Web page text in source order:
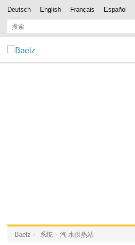
Deutsch English Français Español
Baelz 系统 汽-水供热站